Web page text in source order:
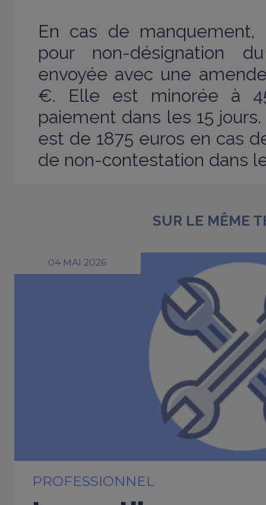
En cas de manquement,
pour non-désignation
envoyée avec une
€. Elle est minorée à
paiement dans les 15
est de 1875 euros en cas
de non-contestation dans
SUR LE MÊME
04 MAI 2026
PROFESSIONNEL